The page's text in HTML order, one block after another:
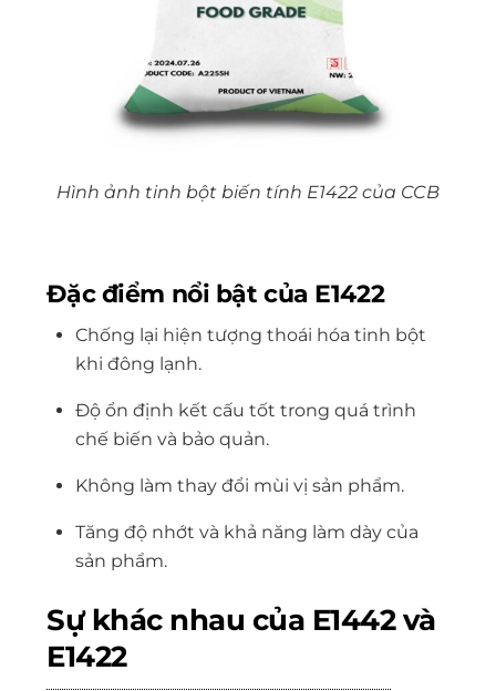
Hình ảnh tinh bột biến tính E1422 của CCB
Đặc điểm nổi bật của E1422
Chống lại hiện tượng thoái hóa tinh bột
khi đông lạnh.
Độ ổn định kết cấu tốt trong quá trình
chế biến và bảo quản.
Không làm thay đổi mùi vị sản phẩm.
Tăng độ nhớt và khả năng làm dày của
sản phẩm.
Sự khác nhau của E1442 và
E1422